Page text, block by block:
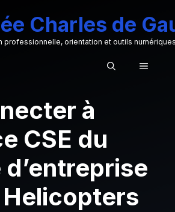
Charles de
professionnelle, orientation et outils
MENU
à
CSE du